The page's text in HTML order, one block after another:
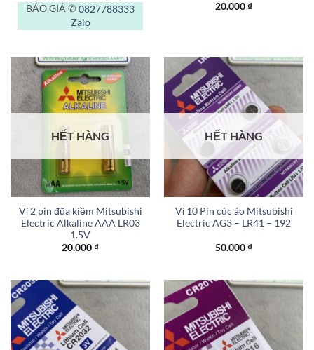
BÁO GIÁ ✆ 0827788333
Zalo
20.000₫
HẾT HÀNG
Vỉ 2 pin đũa kiềm Mitsubishi
Electric Alkaline AAA LR03
1.5V
20.000₫
HẾT HÀNG
Vỉ 10 Pin cúc áo Mitsubishi
Electric AG3 – LR41 – 192
50.000₫